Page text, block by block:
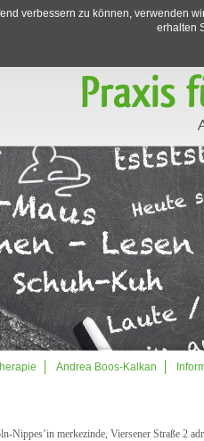
Andrea Boos-Kalkan
Nippes’in merkezinde, Viersener Straße 2
verbessern zu können, verwenden
erhalten